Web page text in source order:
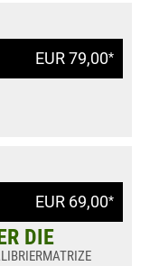
EUR 79,00*
EUR 69,00*
DIE